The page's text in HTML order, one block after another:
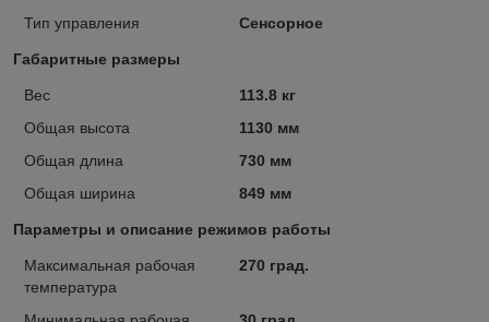
Тип управления
Сенсорное
Габаритные размеры
Вес
113.8 кг
Общая высота
1130 мм
Общая длина
730 мм
Общая ширина
849 мм
Параметры и описание режимов работы
Максимальная рабочая
температура
270 град.